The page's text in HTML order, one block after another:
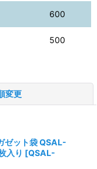
600
500
変更
ゼット袋 QSAL-
入り [QSAL-